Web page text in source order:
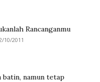
Rancanganmu
10/2011
namun tetap